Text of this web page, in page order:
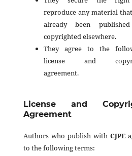
reproduce any material
already been
copyrighted elsewhere.
They agree to the
license and
agreement.
License and
Agreement
Authors who publish with CJPE
to the following terms: